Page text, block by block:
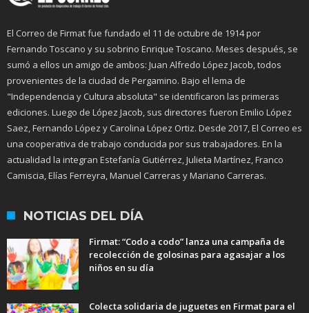
El Correo de Firmat fue fundado el 11 de octubre de 1914 por
Fernando Toscano y su sobrino Enrique Toscano. Meses después, se
sumó a ellos un amigo de ambos: Juan Alfredo López Jacob, todos
provenientes de la ciudad de Pergamino. Bajo el lema de
"Independencia y Cultura absoluta" se identificaron las primeras
ediciones. Luego de López Jacob, sus directores fueron Emilio López
Saez, Fernando López y Carolina López Ortiz. Desde 2017, El Correo es
una cooperativa de trabajo conducida por sus trabajadores. En la
actualidad la integran Estefanía Gutiérrez, Julieta Martínez, Franco
Camiscia, Elías Ferreyra, Manuel Carreras y Mariano Carreras.
NOTICIAS DEL DÍA
Firmat: “Codo a codo” lanza una campaña de
recolección de golosinas para agasajar a los
niños en su día
Colecta solidaria de juguetes en Firmat para el